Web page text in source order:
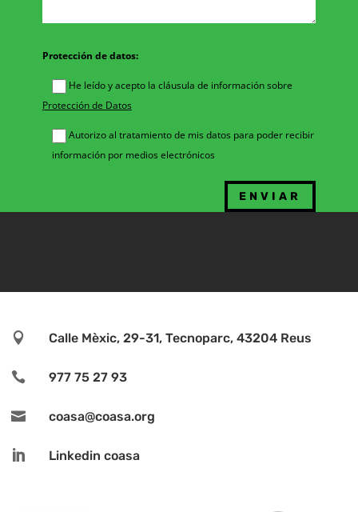
Protección de datos:
He leído y acepto la cláusula de información sobre
Protección de Datos
Autorizo al tratamiento de mis datos para poder recibir
información por medios electrónicos
 Calle Mèxic, 29-31, Tecnoparc, 43204 Reus
 977 75 27 93
 coasa@coasa.org
 Linkedin coasa